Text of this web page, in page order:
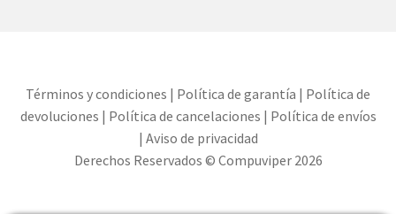
Términos y condiciones | Política de garantía | Política de
devoluciones | Política de cancelaciones | Política de envíos
| Aviso de privacidad
Derechos Reservados © Compuviper 2026